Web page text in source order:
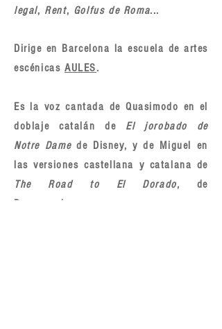
legal, Rent, Golfus de Roma...
Dirige en Barcelona la escuela de artes
escénicas AULES.
Es la voz cantada de Quasimodo en el
doblaje catalán de El jorobado de
Notre Dame de Disney, y de Miguel en
las versiones castellana y catalana de
The Road to El Dorado, de
Dreamworks.